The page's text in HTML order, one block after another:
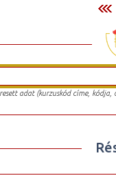
adat (kurzuskód címe, kódja,